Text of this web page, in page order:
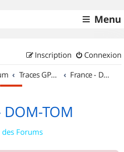
Menu
Connexion
Inscription
Traces GPS de randos VTT France - DOM-TOM
DOM-TOM
Forums